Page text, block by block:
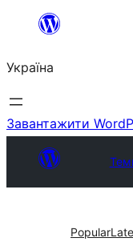
Перейти
вмісту
Україна
Завантажити
Popular